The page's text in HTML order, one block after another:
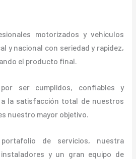
motorizados y vehículos
y nacional con seriedad y rapidez,
el producto final.
ser cumplidos, confiables y
la satisfacción total de nuestros
nuestro mayor objetivo.
de servicios, nuestra
y un gran equipo de